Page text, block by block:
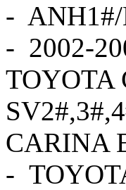
-
- 2002-
CARINA
-